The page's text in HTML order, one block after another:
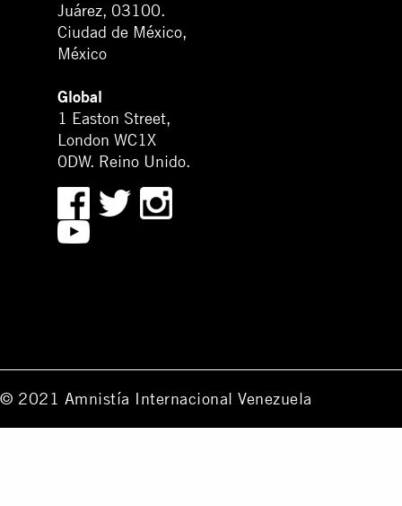
Juárez, 03100.
Ciudad de México,
México
Global
1 Easton Street,
London WC1X
0DW. Reino Unido.
© 2021 Amnistía Internacional Venezuela